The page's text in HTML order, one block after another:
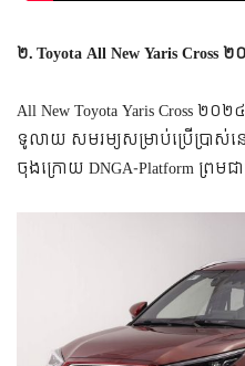
២. Toyota All New Yaris Cross
All New Toyota Yaris Cross ២០
ទូលាយ សមរម្យសម្រាប់ប្រើប្រាស់
ចុងក្រោយ DNGA-Platform ព្រម